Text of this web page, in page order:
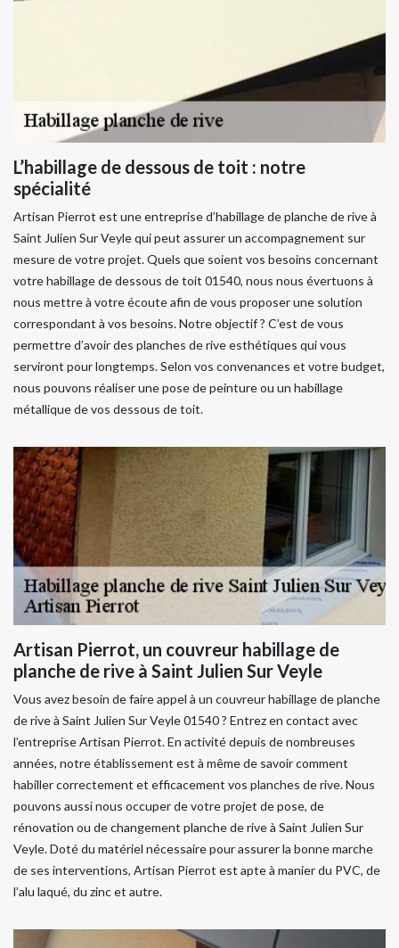
L’habillage de dessous de toit : notre
spécialité
Artisan Pierrot est une entreprise d’habillage de planche de rive à
Saint Julien Sur Veyle qui peut assurer un accompagnement sur
mesure de votre projet. Quels que soient vos besoins concernant
votre habillage de dessous de toit 01540, nous nous évertuons à
nous mettre à votre écoute afin de vous proposer une solution
correspondant à vos besoins. Notre objectif ? C’est de vous
permettre d’avoir des planches de rive esthétiques qui vous
serviront pour longtemps. Selon vos convenances et votre budget,
nous pouvons réaliser une pose de peinture ou un habillage
métallique de vos dessous de toit.
Artisan Pierrot, un couvreur habillage de
planche de rive à Saint Julien Sur Veyle
Vous avez besoin de faire appel à un couvreur habillage de planche
de rive à Saint Julien Sur Veyle 01540 ? Entrez en contact avec
l’entreprise Artisan Pierrot. En activité depuis de nombreuses
années, notre établissement est à même de savoir comment
habiller correctement et efficacement vos planches de rive. Nous
pouvons aussi nous occuper de votre projet de pose, de
rénovation ou de changement planche de rive à Saint Julien Sur
Veyle. Doté du matériel nécessaire pour assurer la bonne marche
de ses interventions, Artisan Pierrot est apte à manier du PVC, de
l’alu laqué, du zinc et autre.